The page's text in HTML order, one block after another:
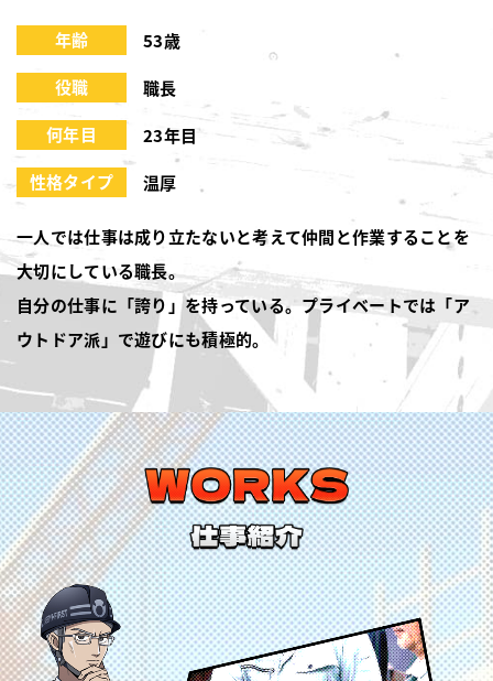
年齢
53歳
役職
職長
何年目
23年目
性格タイプ
温厚
一人では仕事は成り立たないと考えて仲間と作業することを
大切にしている職長。
自分の仕事に「誇り」を持っている。プライベートでは「ア
ウトドア派」で遊びにも積極的。